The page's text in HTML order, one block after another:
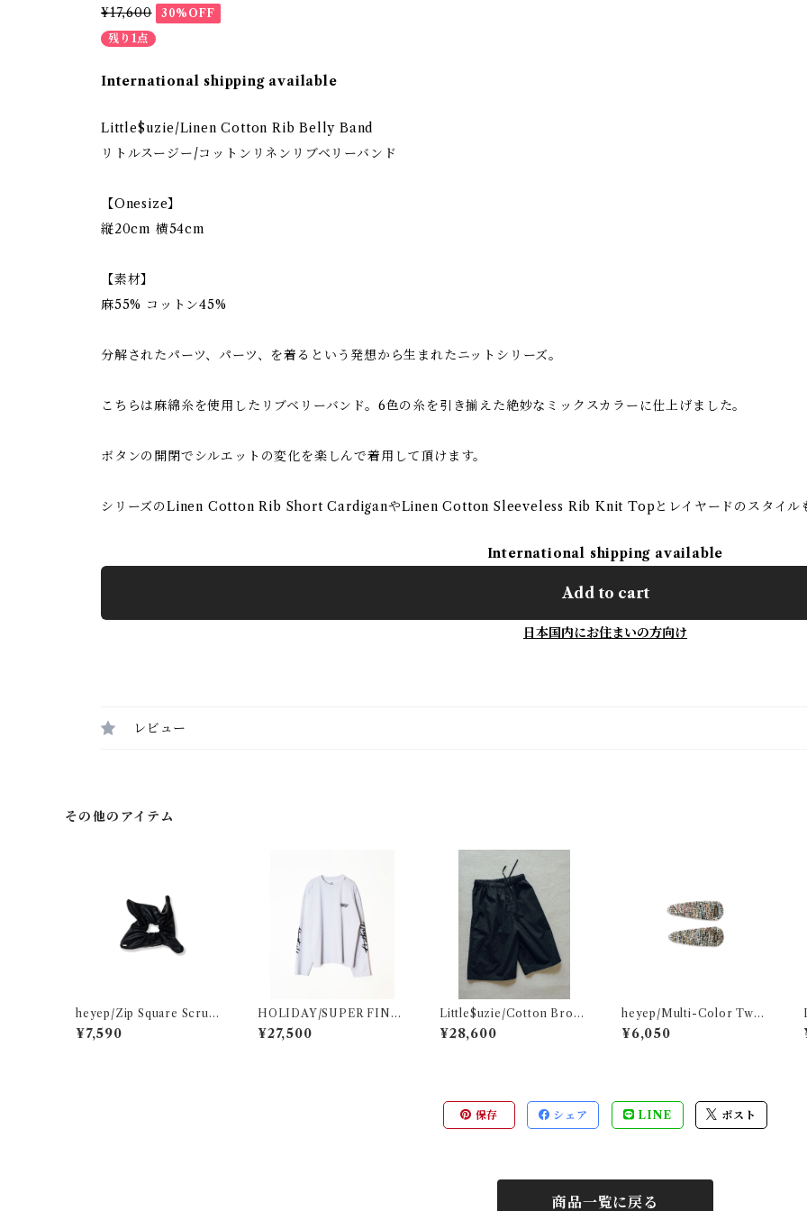
¥17,600
30%OFF
残り1点
International shipping available
Little$uzie/Linen Cotton Rib Belly Band
リトルスージー/コットンリネンリブベリーバンド
【Onesize】
縦20cm 横54cm
【素材】
麻55% コットン45%
分解されたパーツ、パーツ、を着るという発想から生まれたニットシリーズ。
こちらは麻綿糸を使用したリブベリーバンド。6色の糸を引き揃えた絶妙なミックスカラーに仕上げました。
ボタンの開閉でシルエットの変化を楽しんで着用して頂けます。
シリーズのLinen Cotton Rib Short CardiganやLinen Cotton Sleeveless Rib Knit Topとレイヤードのスタイル
International shipping available
Add to cart
日本国内にお住まいの方向け
レビュー
その他のアイテム
heyep/Zip Square Scrunc
hie - Medium
¥7,590
HOLIDAY/SUPER FINE
DRY DAMAGE L/S T-SHI
RT(CIRCULATION)
¥27,500
Little$uzie/Cotton Broad
Easy Shorts (Black)
¥28,600
heyep/Multi-Color Twee
d Clips – 2 Piece Set
¥6,050
保存 シェア LINE ポスト
商品一覧に戻る